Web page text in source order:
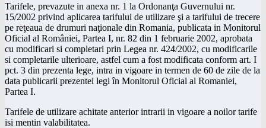
Tarifele, prevazute in anexa nr. 1 la Ordonanţa Guvernului nr.
15/2002 privind aplicarea tarifului de utilizare şi a tarifului de trecere
pe reţeaua de drumuri naţionale din Romania, publicata in Monitorul
Oficial al României, Partea I, nr. 82 din 1 februarie 2002, aprobata
cu modificari si completari prin Legea nr. 424/2002, cu modificarile
si completarile ulterioare, astfel cum a fost modificata conform art. I
pct. 3 din prezenta lege, intra in vigoare in termen de 60 de zile de la
data publicarii prezentei legi în Monitorul Oficial al Romaniei,
Partea I.
Tarifele de utilizare achitate anterior intrarii in vigoare a noilor tarife
isi mentin valabilitatea.